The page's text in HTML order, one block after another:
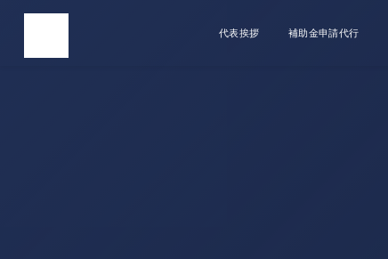
代表挨拶 補助金申請代行